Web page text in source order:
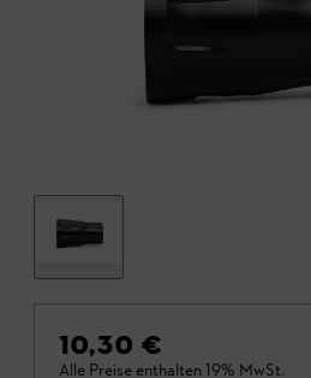
10,30 €
Alle Preise enthalten 19% MwSt.